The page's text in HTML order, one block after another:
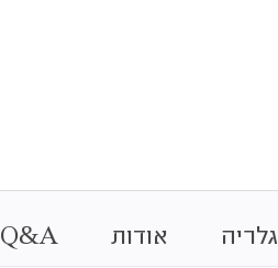
גלריה אודות Q&A